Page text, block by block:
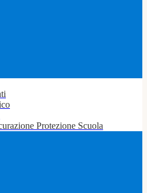
Protezione Scuola